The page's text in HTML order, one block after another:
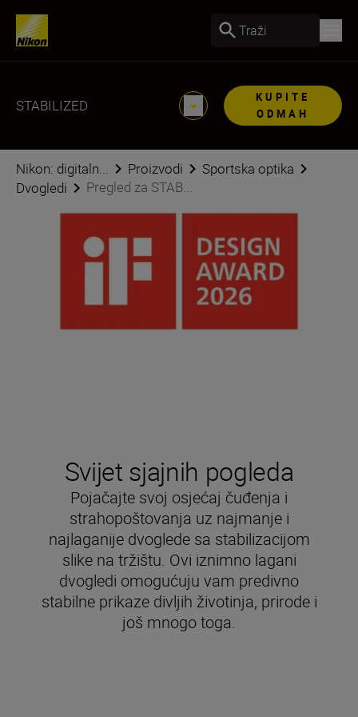
Traži
STABILIZED
KUPITE
ODMAH
Nikon: digitaln... Proizvodi
Sportska optika
Dvogledi
Pregled za STAB...
Svijet sjajnih pogleda
Pojačajte svoj osjećaj čuđenja i
strahopoštovanja uz najmanje i
najlaganije dvoglede sa stabilizacijom
slike na tržištu. Ovi iznimno lagani
dvogledi omogućuju vam predivno
stabilne prikaze divljih životinja, prirode i
još mnogo toga.